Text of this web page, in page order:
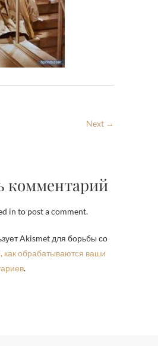
Next →
комментарий
in to post a comment.
Akismet для борьбы со
как обрабатываются ваши
.